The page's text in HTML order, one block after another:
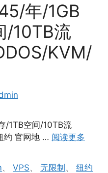
年/1GB
/10TB流
KVM/
/1TB空间/10TB流
约 官网地 … 阅读更多
、VPS、无限制、纽约